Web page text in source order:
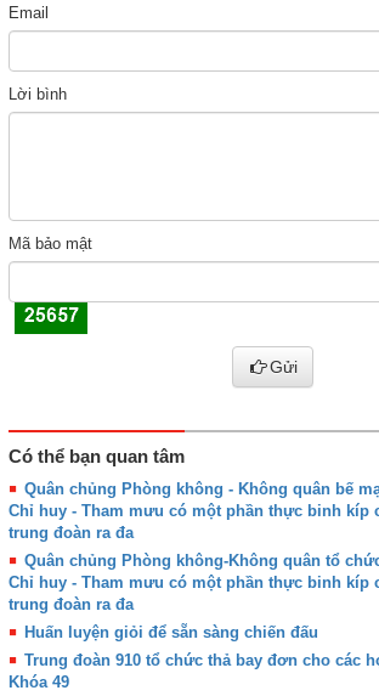
Email
Lời bình
Mã bảo mật
Gửi
Có thể bạn quan tâm
Quân chủng Phòng không - Không quân bế
Chỉ huy - Tham mưu có một phần thực binh kíp
trung đoàn ra đa
Quân chủng Phòng không-Không quân tổ
Chỉ huy - Tham mưu có một phần thực binh kíp
trung đoàn ra đa
Huấn luyện giỏi để sẵn sàng chiến đấu
Trung đoàn 910 tổ chức thả bay đơn cho các
Khóa 49